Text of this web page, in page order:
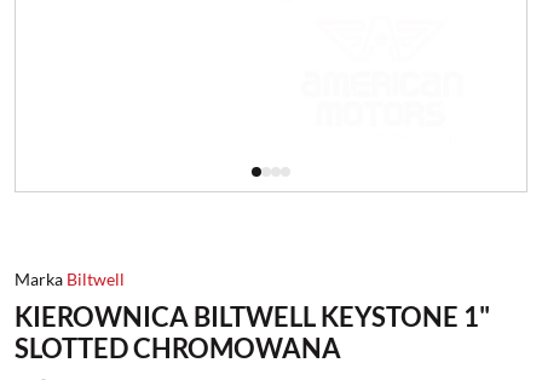
Marka Biltwell
KIEROWNICA BILTWELL KEYSTONE 1"
SLOTTED CHROMOWANA